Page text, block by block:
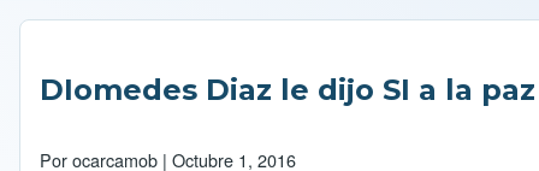
Ruta de navegación
DIomedes Diaz le dijo SI a la
Porocarcamob | Octubre 1, 2016